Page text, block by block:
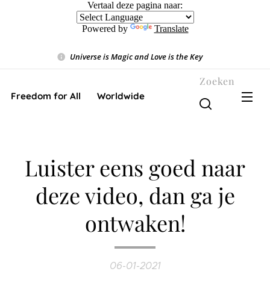
Vertaal deze pagina naar:
Powered by Translate
Universe is Magic and Love is the Key❤️
Freedom for All ❤️ Worldwide
Zoeken
Luister eens goed naar
deze video, dan ga je
ontwaken!
06-01-2021